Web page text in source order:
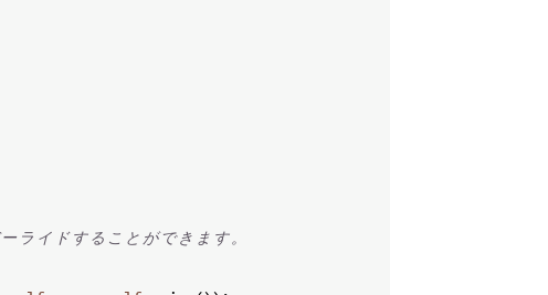
ー ラ イ ド す る こ と がで き ま す。